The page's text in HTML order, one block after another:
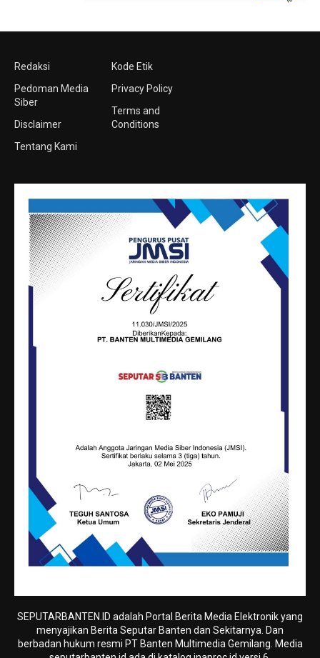
Redaksi
Pedoman Media
Siber
Disclaimer
Tentang Kami
Kode Etik
Privacy Policy
Terms and
Conditions
SEPUTARBANTEN.ID adalah Portal Berita Media Elektronik yang
menyajikan Berita Seputar Banten dan Sekitarnya. Dan
berbadan hukum resmi PT Banten Multimedia Gemilang. Media